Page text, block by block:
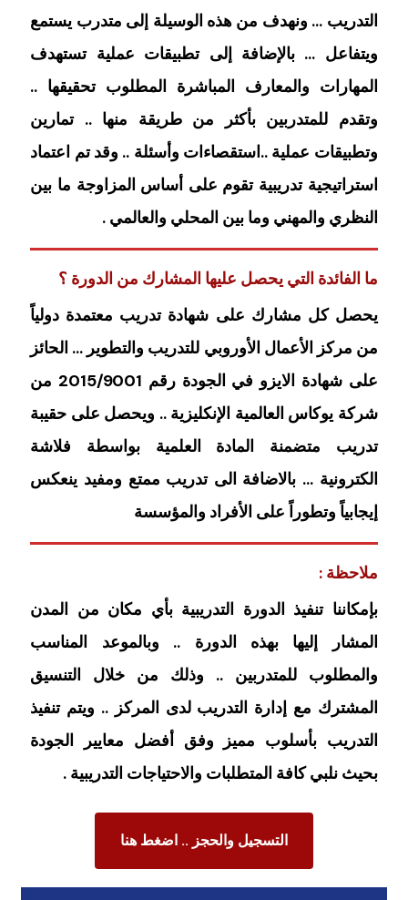
التدريب … ونهدف من هذه الوسيلة إلى متدرب يستمع
ويتفاعل … بالإضافة إلى تطبيقات عملية تستهدف
المهارات والمعارف المباشرة المطلوب تحقيقها ..
وتقدم للمتدربين بأكثر من طريقة منها .. تمارين
وتطبيقات عملية ..استقصاءات وأسئلة .. وقد تم اعتماد
استراتيجية تدريبية تقوم على أساس المزاوجة ما بين
النظري والمهني وما بين المحلي والعالمي .
ما الفائدة التي يحصل عليها المشارك من الدورة ؟
يحصل كل مشارك على شهادة تدريب معتمدة دولياً
من مركز الأعمال الأوروبي للتدريب والتطوير … الحائز
على شهادة الايزو في الجودة رقم 2015/9001 من
شركة يوكاس العالمية الإنكليزية .. ويحصل على حقيبة
تدريب متضمنة المادة العلمية بواسطة فلاشة
الكترونية … بالاضافة الى تدريب ممتع ومفيد ينعكس
إيجابياً وتطوراً على الأفراد والمؤسسة
ملاحظة :
بإمكاننا تنفيذ الدورة التدريبية بأي مكان من المدن
المشار إليها بهذه الدورة .. وبالموعد المناسب
والمطلوب للمتدربين .. وذلك من خلال التنسيق
المشترك مع إدارة التدريب لدى المركز .. ويتم تنفيذ
التدريب بأسلوب مميز وفق أفضل معايير الجودة
بحيث نلبي كافة المتطلبات والاحتياجات التدريبية .
التسجيل والحجز .. اضغط هنا